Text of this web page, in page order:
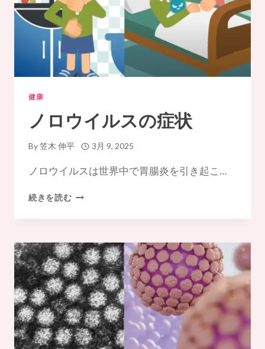
健康
ノロウイルスの症状
By笠木 伸平 3月 9, 2025
ノロウイルスは世界中で胃腸炎を引き起こ…
続きを読むノ
ウ
ル
ス
の
症
状